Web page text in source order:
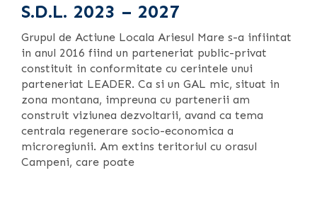
S.D.L. 2023 – 2027
Grupul de Actiune Locala Ariesul Mare s-a infiintat
in anul 2016 fiind un parteneriat public-privat
constituit in conformitate cu cerintele unui
parteneriat LEADER. Ca si un GAL mic, situat in
zona montana, impreuna cu partenerii am
construit viziunea dezvoltarii, avand ca tema
centrala regenerare socio-economica a
microregiunii. Am extins teritoriul cu orasul
Campeni, care poate